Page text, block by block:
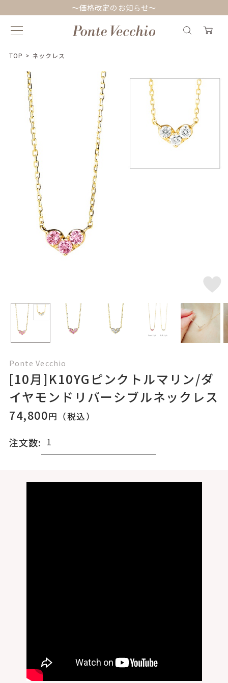
～価格改定のお知らせ～
TOP > ネックレス
Ponte Vecchio
[10月]K10YGピンクトルマリン/ダ
イヤモンドリバーシブルネックレス
74,800円（税込）
注文数: